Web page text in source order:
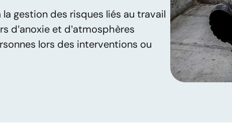
gestion des risques liés au travail
d’anoxie et d’atmosphères
lors des interventions ou